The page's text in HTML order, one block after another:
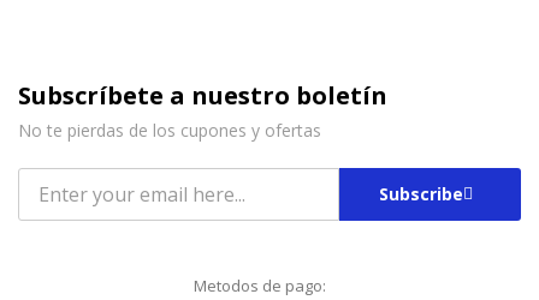
Subscríbete a nuestro boletín
No te pierdas de los cupones y ofertas
Subscribe
Metodos de pago: